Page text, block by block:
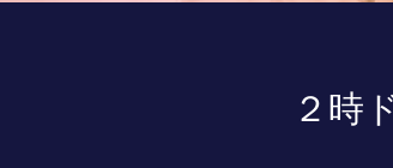
２時